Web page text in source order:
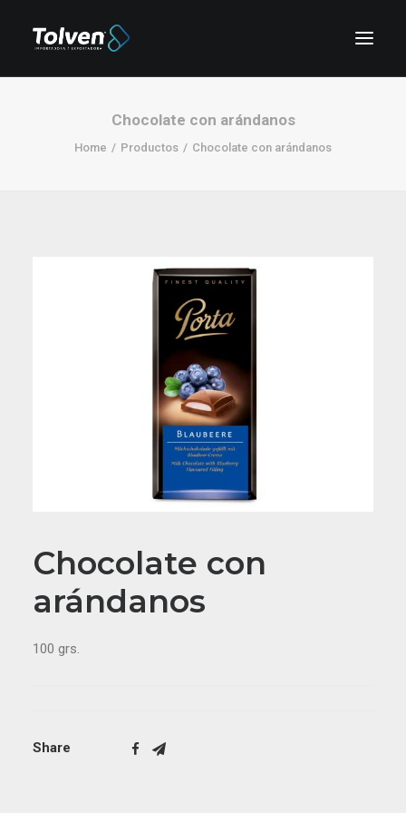
Chocolate con arándanos
Home Productos Chocolate con arándanos
Chocolate con
arándanos
100 grs.
Share